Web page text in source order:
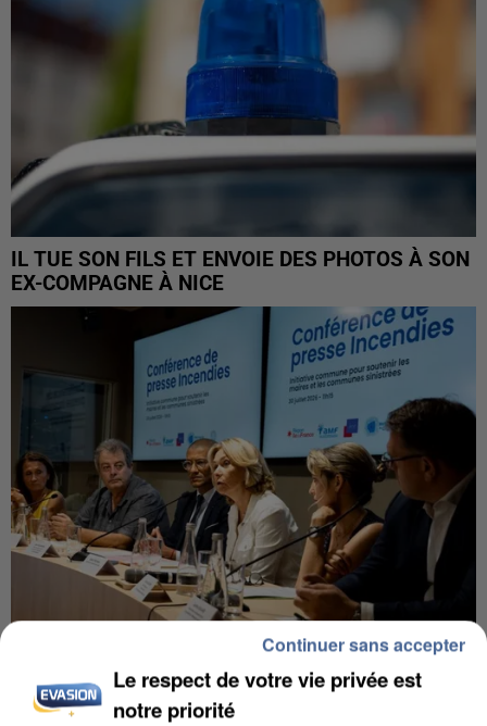
IL TUE SON FILS ET ENVOIE DES PHOTOS À SON
EX-COMPAGNE À NICE
INCENDIES : L’ÎLE-DE-FRANCE LANCE UN ÉLAN
DE SOLIDARITÉ AVEC LES...
Le respect de votre vie privée est
notre priorité
Continuer sans accepter